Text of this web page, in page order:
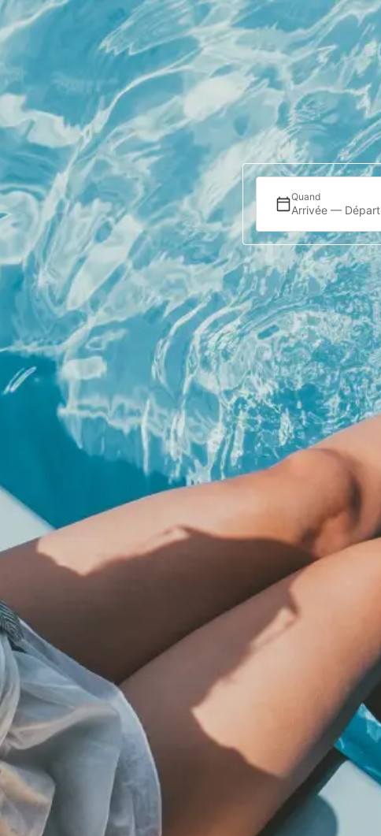
Hébergement Offres
Localisation
Quand
Arrivée — Départ